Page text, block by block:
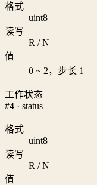
格式
uint8
读写
R / N
值
0 ~ 2，步长 1
工作状态
#4 · status
格式
uint8
读写
R / N
值